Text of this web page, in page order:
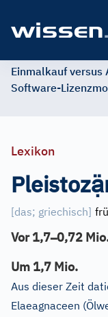
Einmalkauf versus
Software-
Lexikon
Pleistozạ̈
[das; griechisch]
Vor 1,7–0,72
Um 1,7 Mio.
Aus dieser Zeit
Elaeagnaceen